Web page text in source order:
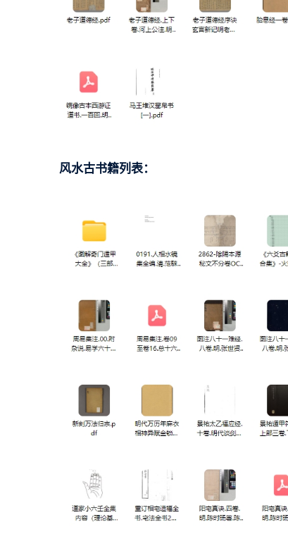
风水古书籍列表：